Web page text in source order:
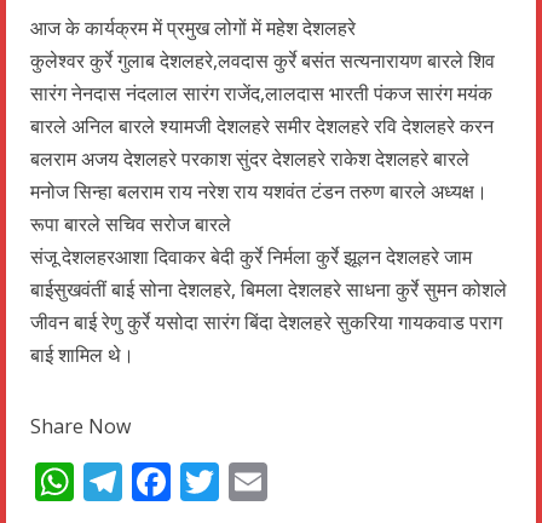
आज के कार्यक्रम में प्रमुख लोगों में महेश देशलहरे
कुलेश्वर कुर्रे गुलाब देशलहरे,लवदास कुर्रे बसंत सत्यनारायण बारले शिव
सारंग नेनदास नंदलाल सारंग राजेंद,लालदास भारती पंकज सारंग मयंक
बारले अनिल बारले श्यामजी देशलहरे समीर देशलहरे रवि देशलहरे करन
बलराम अजय देशलहरे परकाश सुंदर देशलहरे राकेश देशलहरे बारले
मनोज सिन्हा बलराम राय नरेश राय यशवंत टंडन तरुण बारले अध्यक्ष।
रूपा बारले सचिव सरोज बारले
संजू देशलहरआशा दिवाकर बेदी कुर्रे निर्मला कुर्रे झूलन देशलहरे जाम
बाईसुखवंतीं बाई सोना देशलहरे, बिमला देशलहरे साधना कुर्रे सुमन कोशले
जीवन बाई रेणु कुर्रे यसोदा सारंग बिंदा देशलहरे सुकरिया गायकवाड पराग
बाई शामिल थे।
Share Now
WhatsApp
Telegram
Facebook
Twitter